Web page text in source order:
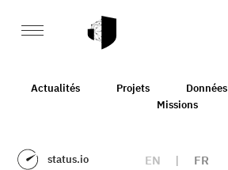
Actualités Projets Données
Missions
status.io EN | FR